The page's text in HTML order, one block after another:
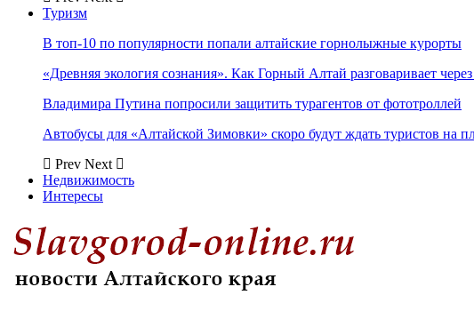
Туризм
В топ-10 по популярности попали алтайские горнолыжные курорты
«Древняя экология сознания». Как Горный Алтай разговаривает
Владимира Путина попросили защитить турагентов от фототроллей
Автобусы для «Алтайской Зимовки» скоро будут ждать туристов на
Prev Next
Недвижимость
Интересы